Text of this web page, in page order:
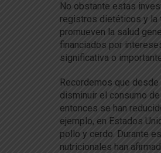
No obstante estas
registros dietéticos y la
promueven la salud
financiados por
significativa o
Recordemos que
disminuir el consumo
entonces se han
ejemplo, en Estados
pollo y cerdo. Durante
nutricionales han